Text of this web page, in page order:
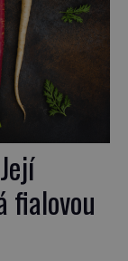
fialovou